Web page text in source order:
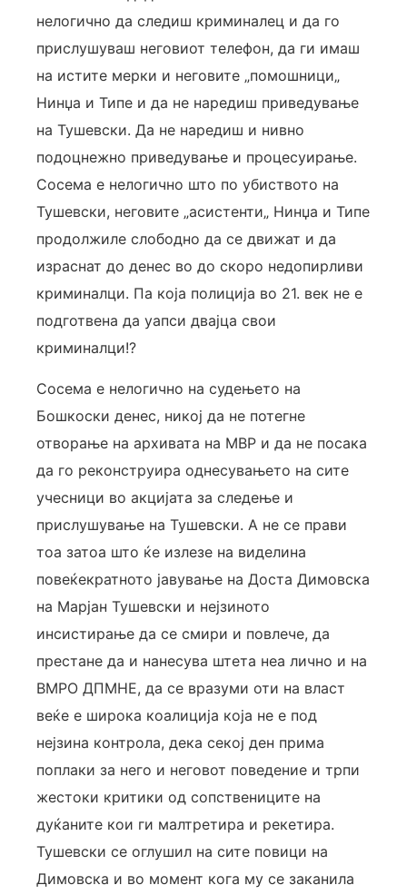
нелогично да следиш криминалец и да го
прислушуваш неговиот телефон, да ги имаш
на истите мерки и неговите „помошници„
Нинџа и Типе и да не наредиш приведување
на Тушевски. Да не наредиш и нивно
подоцнежно приведување и процесуирање.
Сосема е нелогично што по убиството на
Тушевски, неговите „асистенти„ Нинџа и Типе
продолжиле слободно да се движат и да
израснат до денес во до скоро недопирливи
криминалци. Па која полиција во 21. век не е
подготвена да уапси двајца свои
криминалци!?
Сосема е нелогично на судењето на
Бошкоски денес, никој да не потегне
отворање на архивата на МВР и да не посака
да го реконструира однесувањето на сите
учесници во акцијата за следење и
прислушување на Тушевски. А не се прави
тоа затоа што ќе излезе на виделина
повеќекратното јавување на Доста Димовска
на Марјан Тушевски и нејзиното
инсистирање да се смири и повлече, да
престане да и нанесува штета неа лично и на
ВМРО ДПМНЕ, да се вразуми оти на власт
веќе е широка коалиција која не е под
нејзина контрола, дека секој ден прима
поплаки за него и неговот поведение и трпи
жестоки критики од сопствениците на
дуќаните кои ги малтретира и рекетира.
Тушевски се оглушил на сите повици на
Димовска и во момент кога му се заканила